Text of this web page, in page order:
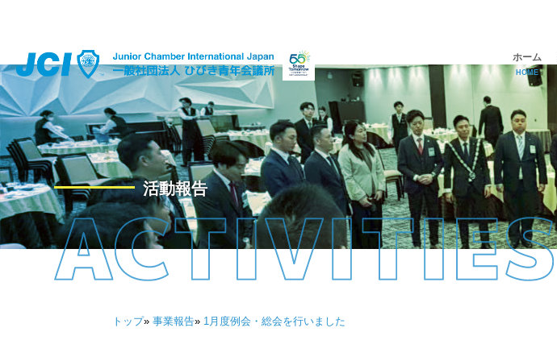
ホーム
HOME
活動報告
トップ» 事業報告» 1月度例会・総会を行いました